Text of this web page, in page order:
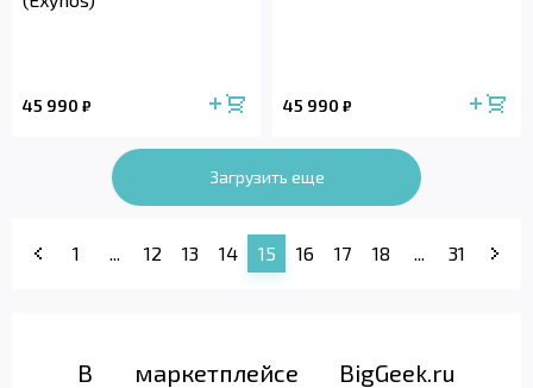
45 990 ₽ 45 990 ₽
Загрузить еще
1 ... 12 13 14 15 16 17 18 ... 31
В маркетплейсе BigGeek.ru